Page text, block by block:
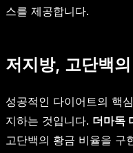
스를 제공합니다.
저지방, 고단백
성공적인 다이어트의 핵
지하는 것입니다. 더마독
고단백의 황금 비율을 구